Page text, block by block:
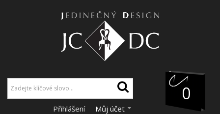
0
Přihlášení Můj účet